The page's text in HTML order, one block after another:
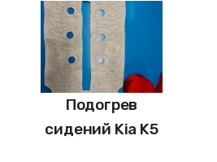
Подогрев
сидений Kia K5